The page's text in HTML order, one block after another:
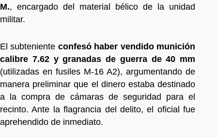
M., encargado del material bélico de la unidad
militar.
El subteniente confesó haber vendido munición
calibre 7.62 y granadas de guerra de 40 mm
(utilizadas en fusiles M-16 A2), argumentando de
manera preliminar que el dinero estaba destinado
a la compra de cámaras de seguridad para el
recinto. Ante la flagrancia del delito, el oficial fue
aprehendido de inmediato.